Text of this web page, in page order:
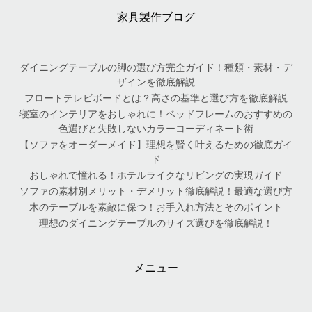
家具製作ブログ
ダイニングテーブルの脚の選び方完全ガイド！種類・素材・デ
ザインを徹底解説
フロートテレビボードとは？高さの基準と選び方を徹底解説
寝室のインテリアをおしゃれに！ベッドフレームのおすすめの
色選びと失敗しないカラーコーディネート術
【ソファをオーダーメイド】理想を賢く叶えるための徹底ガイ
ド
おしゃれで憧れる！ホテルライクなリビングの実現ガイド
ソファの素材別メリット・デメリット徹底解説！最適な選び方
木のテーブルを素敵に保つ！お手入れ方法とそのポイント
理想のダイニングテーブルのサイズ選びを徹底解説！
メニュー